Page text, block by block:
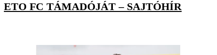
ETO FC TÁMADÓJÁT – SAJTÓHÍR